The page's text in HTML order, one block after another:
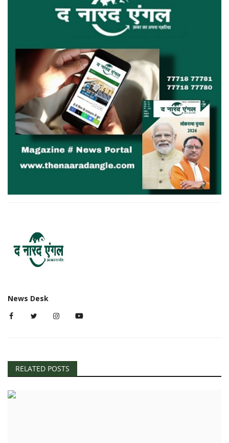
News Desk
RELATED POSTS